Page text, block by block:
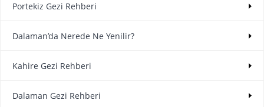
Portekiz Gezi Rehberi
Dalaman’da Nerede Ne Yenilir?
Kahire Gezi Rehberi
Dalaman Gezi Rehberi